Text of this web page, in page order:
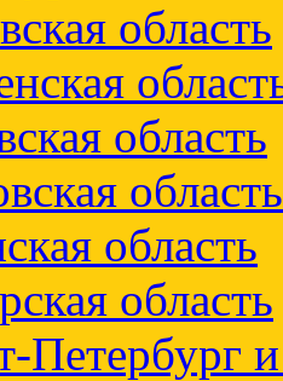
область
область
область
область
область
Петербург